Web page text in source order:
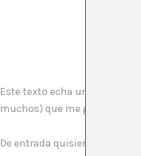
Este texto echa un vistazo
muchos) que me gustaría
De entrada quisiera